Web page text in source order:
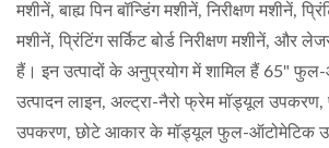
मशीनें, बाह्य पिन बॉन्डिंग मशीनें, निरीक्षण मशीनें,
मशीनें, प्रिंटिंग सर्किट बोर्ड निरीक्षण मशीनें, और
हैं। इन उत्पादों के अनुप्रयोग में शामिल हैं 65"
उत्पादन लाइन, अल्ट्रा-नैरो फ्रेम मॉड्यूल उपकरण,
उपकरण, छोटे आकार के मॉड्यूल फुल-ऑटोमेटिक